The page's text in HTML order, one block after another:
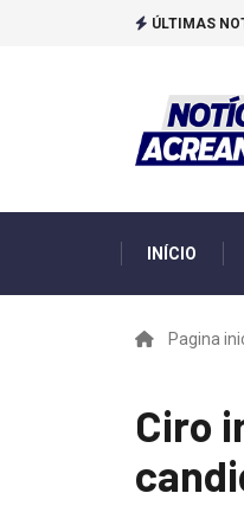
ÚLTIMAS
INÍCIO
Pagina
Ciro